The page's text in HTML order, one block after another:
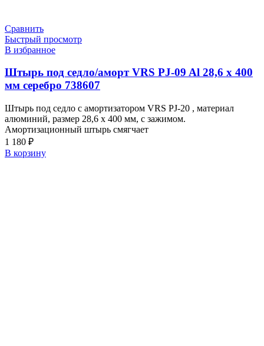
Сравнить
Быстрый просмотр
В избранное
Штырь под седло/аморт VRS PJ-09 Al 28,6 х 400
мм серебро 738607
Штырь под седло с амортизатором VRS PJ-20 , материал
алюминий, размер 28,6 х 400 мм, с зажимом.
Амортизационный штырь смягчает
1 180 ₽
В корзину